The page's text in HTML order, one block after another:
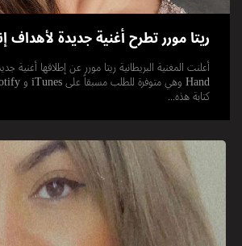
ريتا مورر تطرح أغنية جديدة لأهداف
كتابة هذه...